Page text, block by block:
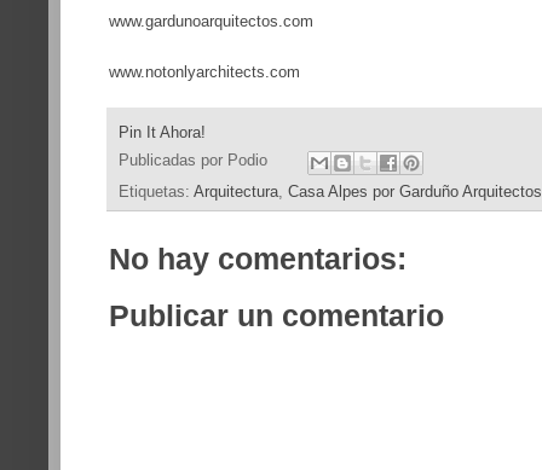
www.gardunoarquitectos.com
www.notonlyarchitects.com
Pin It Ahora!
Publicadas por Podio
Etiquetas: Arquitectura Casa Alpes por Garduño
No hay comentarios:
Publicar un comentario